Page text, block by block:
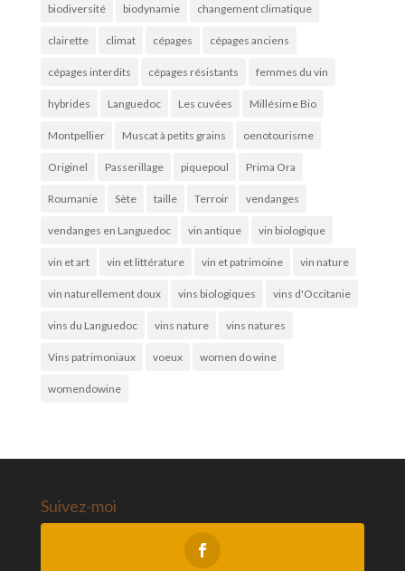
biodiversité biodynamie changement climatique
clairette climat cépages cépages anciens
cépages interdits cépages résistants femmes du vin
hybrides Languedoc Les cuvées Millésime Bio
Montpellier Muscat à petits grains oenotourisme
Originel Passerillage piquepoul Prima Ora
Roumanie Sète taille Terroir vendanges
vendanges en Languedoc vin antique vin biologique
vin et art vin et littérature vin et patrimoine vin nature
vin naturellement doux vins biologiques vins d'Occitanie
vins du Languedoc vins nature vins natures
Vins patrimoniaux voeux women do wine
womendowine
Suivez-moi